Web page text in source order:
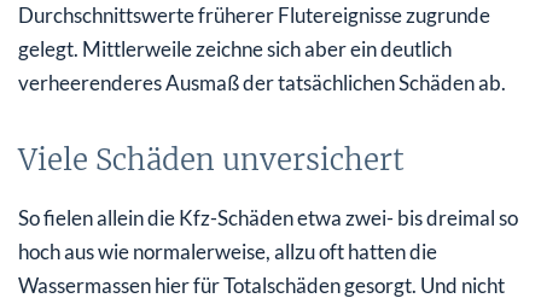
Durchschnittswerte früherer Flutereignisse zugrunde
gelegt. Mittlerweile zeichne sich aber ein deutlich
verheerenderes Ausmaß der tatsächlichen Schäden ab.
Viele Schäden unversichert
So fielen allein die Kfz-Schäden etwa zwei- bis dreimal so
hoch aus wie normalerweise, allzu oft hatten die
Wassermassen hier für Totalschäden gesorgt. Und nicht